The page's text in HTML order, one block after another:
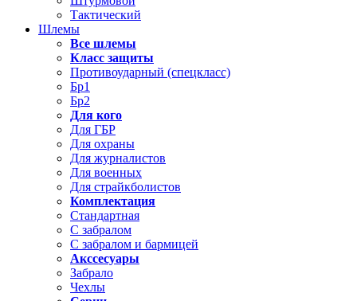
Тактический
Шлемы
Все шлемы
Класс защиты
Противоударный (спецкласс)
Бр1
Бр2
Для кого
Для ГБР
Для охраны
Для журналистов
Для военных
Для страйкболистов
Комплектация
Стандартная
С забралом
С забралом и бармицей
Акссесуары
Забрало
Чехлы